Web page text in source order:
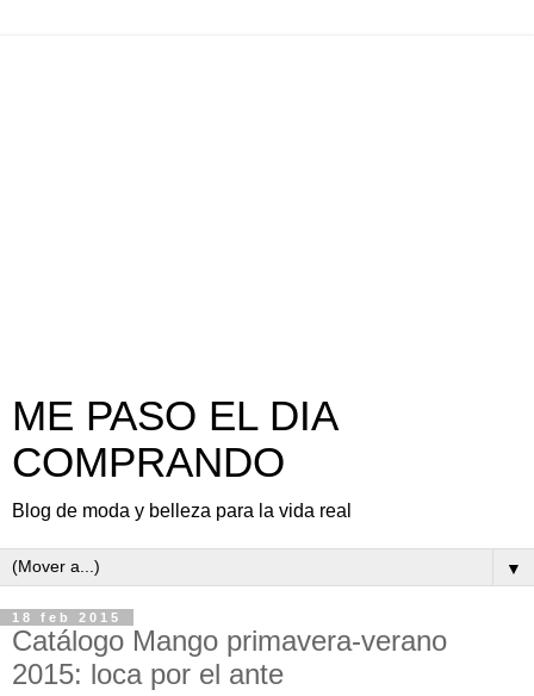
ME PASO EL DIA
COMPRANDO
Blog de moda y belleza para la vida real
▼
18 feb 2015
Catálogo Mango primavera-verano
2015: loca por el ante